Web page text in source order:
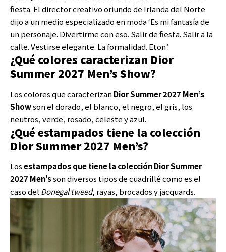
fiesta. El director creativo oriundo de Irlanda del Norte
dijo a un medio especializado en moda ‘Es mi fantasía de
un personaje. Divertirme con eso. Salir de fiesta. Salir a la
calle. Vestirse elegante. La formalidad. Eton’.
¿Qué colores caracterizan Dior
Summer 2027 Men’s Show?
Los colores que caracterizanDior Summer 2027 Men’s
Showson el dorado, el blanco, el negro, el gris, los
neutros, verde, rosado, celeste y azul.
¿Qué estampados tiene la colección
Dior Summer 2027 Men’s?
Losestampados que tiene la colección Dior Summer
2027 Men’sson diversos tipos de cuadrillé como es el
caso del Donegal tweed, rayas, brocados y jacquards.